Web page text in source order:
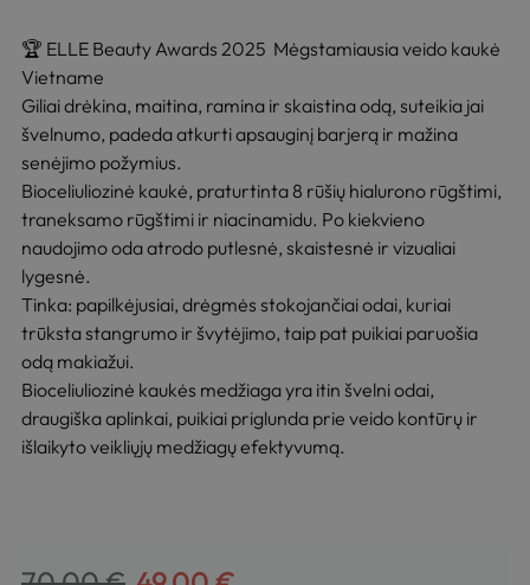
🏆 ELLE Beauty Awards 2025 Mėgstamiausia veido kaukė
Vietname
Giliai drėkina, maitina, ramina ir skaistina odą, suteikia jai
švelnumo, padeda atkurti apsauginį barjerą ir mažina
senėjimo požymius.
Bioceliuliozinė kaukė, praturtinta 8 rūšių hialurono rūgštimi,
traneksamo rūgštimi ir niacinamidu. Po kiekvieno
naudojimo oda atrodo putlesnė, skaistesnė ir vizualiai
lygesnė.
Tinka: papilkėjusiai, drėgmės stokojančiai odai, kuriai
trūksta stangrumo ir švytėjimo, taip pat puikiai paruošia
odą makiažui.
Bioceliuliozinė kaukės medžiaga yra itin švelni odai,
draugiška aplinkai, puikiai priglunda prie veido kontūrų ir
išlaikyto veikliųjų medžiagų efektyvumą.